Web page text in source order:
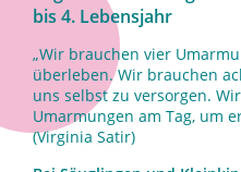
bis 4. Lebensjahr
„Wir brauchen vier
überleben. Wir brauchen
uns selbst zu versorgen.
Umarmungen am Tag, um
(Virginia Satir)